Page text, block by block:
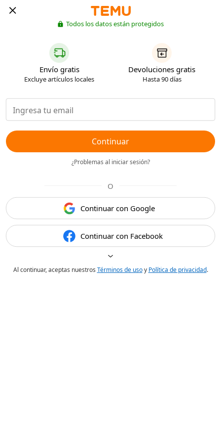
Todos los datos están protegidos
Envío gratis
Excluye artículos locales
Devoluciones gratis
Hasta 90 días
Continuar
¿Problemas al iniciar sesión?
O
Continuar con Google
Continuar con Facebook
Al continuar, aceptas nuestros Términos de usoy Política de privacidad.